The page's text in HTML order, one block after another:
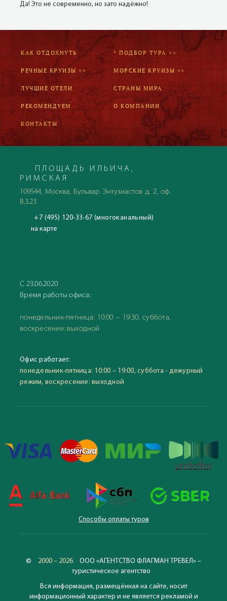
Да! Это не современно, но зато надёжно!
КАК ОТДОХНУТЬ * ПОДБОР ТУРА >>
РЕЧНЫЕ КРУИЗЫ >> МОРСКИЕ КРУИЗЫ >>
ЛУЧШИЕ ОТЕЛИ СТРАНЫ МИРА
РЕКОМЕНДУЕМ О КОМПАНИИ
КОНТАКТЫ
ПЛОЩАДЬ ИЛЬИЧА,
РИМСКАЯ
109544, Москва, Бульвар Энтузиастов д. 2, оф.
В.3.23
+7 (495) 120-33-67 (многоканальный)
на карте
С 23.06.2020
Время работы офиса:
понедельник-пятница: 10:00 – 19:30, суббота,
воскресение: выходной
Офис работает:
понедельник-пятница: 10:00 – 19:00, суббота - дежурный
режим, воскресение: выходной
Способы оплаты туров
© 2000 – 2026
ООО «АГЕНТСТВО ФЛАГМАН ТРЕВЕЛ» –
туристическое агентство
Вся информация, размещённая на сайте, носит
информационный характер и не является рекламой и